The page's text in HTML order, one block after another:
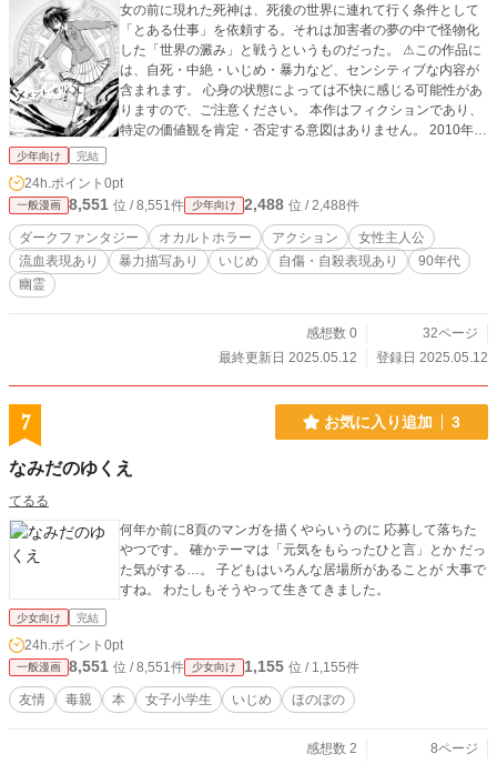
女の前に現れた死神は、死後の世界に連れて行く条件として
「とある仕事」を依頼する。それは加害者の夢の中で怪物化
した「世界の澱み」と戦うというものだった。 ⚠この作品に
は、自死・中絶・いじめ・暴力など、センシティブな内容が
含まれます。 心身の状態によっては不快に感じる可能性があ
りますので、ご注意ください。 本作はフィクションであり、
特定の価値観を肯定・否定する意図はありません。 2010年5
す。
少年向け 完結
24h.ポイント 0pt
一般漫画 8,551 位 / 8,551件 少年向け 2,488 位 / 2,488件
ダークファンタジー オカルトホラー アクション
女性主人公
流血表現あり
暴力描写あり いじめ 自傷・自殺表現あり
90年代
幽霊
感想数 0
32ページ
最終更新日 2025.05.12
登録日 2025.05.12
7 お気に入り追加 3
なみだのゆくえ
てるる
何年か前に8頁のマンガを描くやらいうのに 応募して落ちた
やつです。 確かテーマは「元気をもらったひと言」とか だっ
た気がする…。 子どもはいろんな居場所があることが 大事で
すね。 わたしもそうやって生きてきました。
少女向け 完結
24h.ポイント 0pt
一般漫画 8,551 位 / 8,551件 少女向け 1,155 位 / 1,155件
友情 毒親 本 女子小学生 いじめ ほのぼの
感想数 2
8ページ